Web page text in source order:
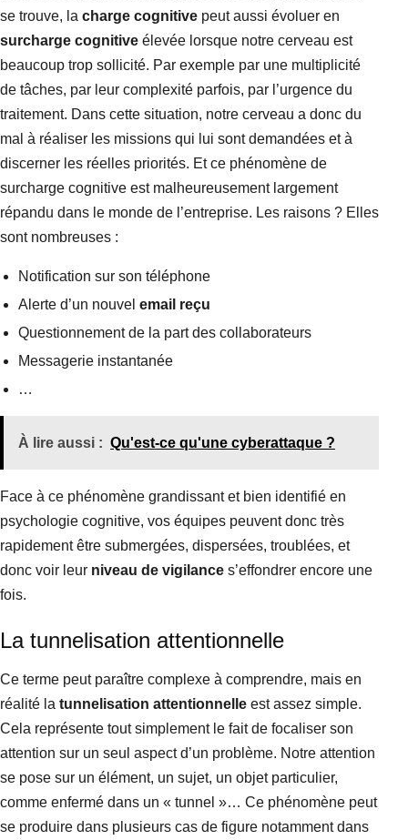
se trouve, la charge cognitive peut aussi évoluer en
surcharge cognitive élevée lorsque notre cerveau est
beaucoup trop sollicité. Par exemple par une multiplicité
de tâches, par leur complexité parfois, par l’urgence du
traitement. Dans cette situation, notre cerveau a donc du
mal à réaliser les missions qui lui sont demandées et à
discerner les réelles priorités. Et ce phénomène de
surcharge cognitive est malheureusement largement
répandu dans le monde de l’entreprise. Les raisons ? Elles
sont nombreuses :
Notification sur son téléphone
Alerte d’un nouvel email reçu
Questionnement de la part des collaborateurs
Messagerie instantanée
…
À lire aussi : Qu'est-ce qu'une cyberattaque ?
Face à ce phénomène grandissant et bien identifié en
psychologie cognitive, vos équipes peuvent donc très
rapidement être submergées, dispersées, troublées, et
donc voir leur niveau de vigilance s’effondrer encore une
fois.
La tunnelisation attentionnelle
Ce terme peut paraître complexe à comprendre, mais en
réalité la tunnelisation attentionnelle est assez simple.
Cela représente tout simplement le fait de focaliser son
attention sur un seul aspect d’un problème. Notre attention
se pose sur un élément, un sujet, un objet particulier,
comme enfermé dans un « tunnel »… Ce phénomène peut
se produire dans plusieurs cas de figure notamment dans